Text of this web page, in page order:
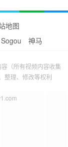
地图
Sogou 神马
（所有视频内容收集
整理、修改等权利